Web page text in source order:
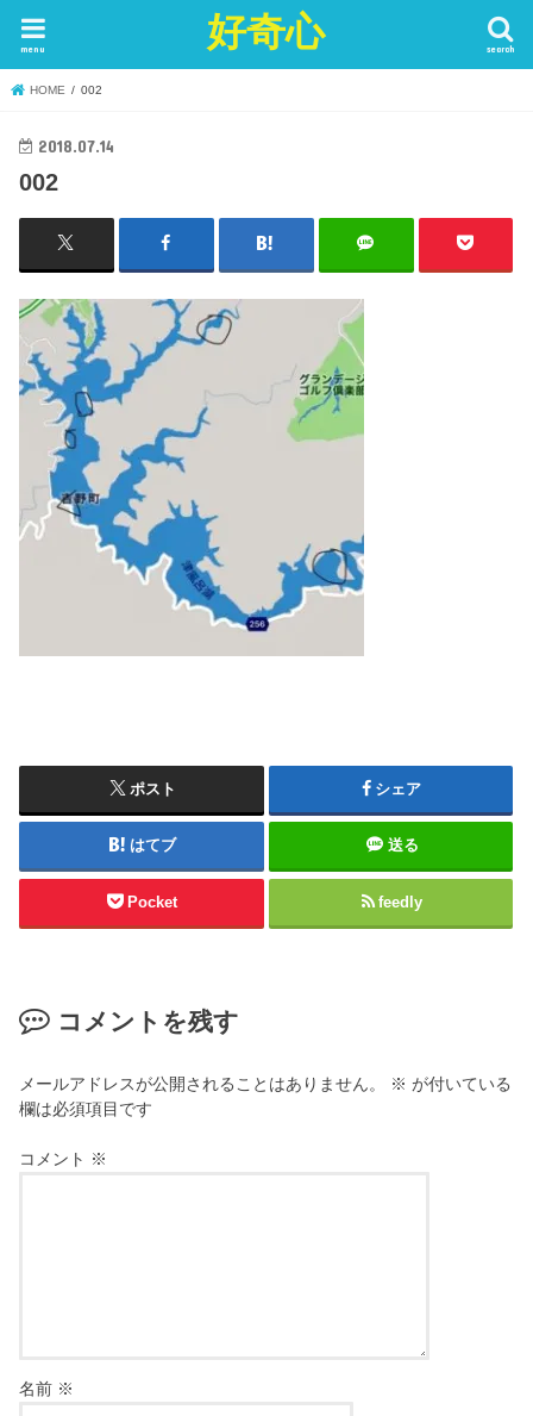
好奇心 search
menu
HOME 002
2018.07.14
002
ポスト シェア
はてブ 送る
Pocket feedly
コメントを残す
メールアドレスが公開されることはありません。 ※ が付いている
欄は必須項目です
コメント ※
名前 ※